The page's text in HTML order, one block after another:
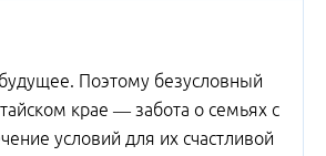
Поэтому безусловный
крае — забота о семьях с
условий для их счастливой